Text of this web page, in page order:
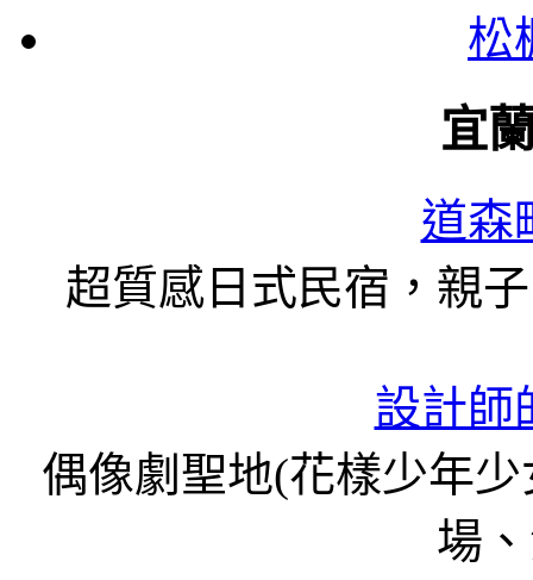
松
宜
道森
超質感日式民宿，親
設計師
偶像劇聖地(花樣少年
場